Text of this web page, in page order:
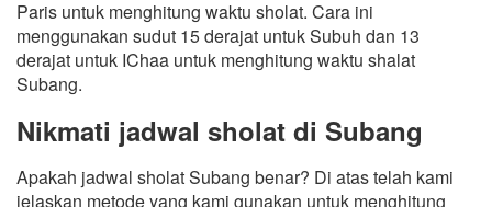
Paris untuk menghitung waktu sholat. Cara ini
menggunakan sudut 15 derajat untuk Subuh dan 13
derajat untuk IChaa untuk menghitung waktu shalat
Subang.
Nikmati jadwal sholat di Subang
Apakah jadwal sholat Subang benar? Di atas telah kami
jelaskan metode yang kami gunakan untuk menghitung